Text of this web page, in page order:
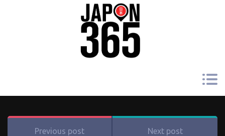
Previous post Next post